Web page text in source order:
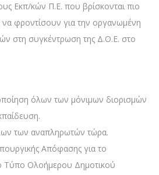
Εκπ/κών Π.Ε. που βρίσκονται πιο
φροντίσουν για την οργανωμένη
στη συγκέντρωση της Δ.Ο.Ε. στο
όλων των μόνιμων διορισμών
των αναπληρωτών τώρα.
Απόφασης για το
Τύπο Ολοήμερου Δημοτικού